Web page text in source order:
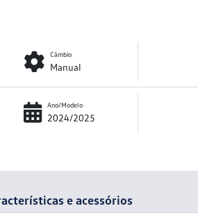
Câmbio
Manual
Ano/Modelo
2024/2025
e acessórios